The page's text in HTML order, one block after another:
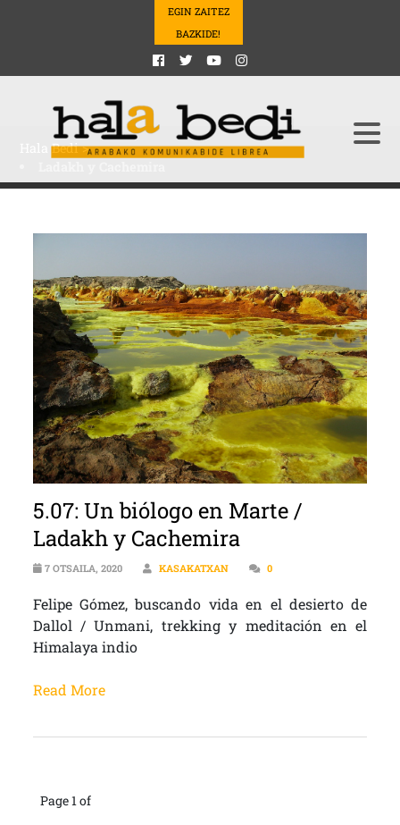
EGIN ZAITEZ
BAZKIDE!
Hala Bedi>
5.07: Un biólogo en Marte /
Ladakh y Cachemira
7 OTSAILA, 2020 KASAKATXAN 0
Felipe Gómez, buscando vida en el desierto de
Dallol / Unmani, trekking y meditación en el
Himalaya indio
Read More
Page 1 of